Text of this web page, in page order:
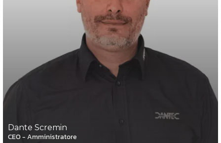
Dante Scremin
CEO - Amministratore